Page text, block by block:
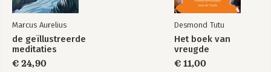
Marcus Aurelius
de geïllustreerde
meditaties
€ 24,90
Desmond Tutu
Het boek van
vreugde
€ 11,00